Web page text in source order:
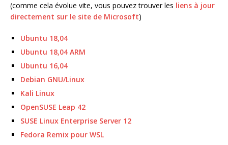
(comme cela évolue vite, vous pouvez trouver les liens à jour
directement sur le site de Microsoft)
Ubuntu 18,04
Ubuntu 18,04 ARM
Ubuntu 16,04
Debian GNU/Linux
Kali Linux
OpenSUSE Leap 42
SUSE Linux Enterprise Server 12
Fedora Remix pour WSL